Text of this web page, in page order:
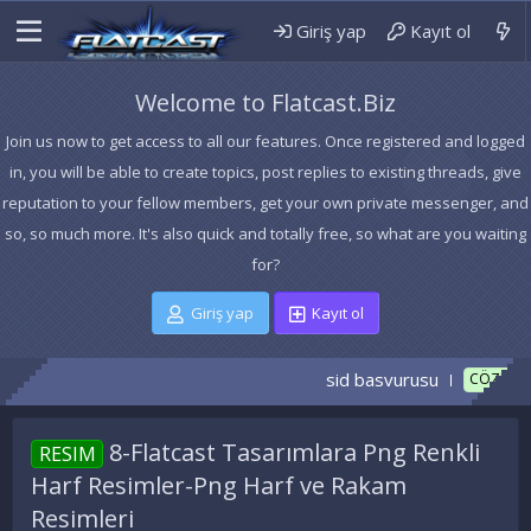
Giriş yap Kayıt ol
Welcome to Flatcast.Biz
Join us now to get access to all our features. Once registered and logged
in, you will be able to create topics, post replies to existing threads, give
reputation to your fellow members, get your own private messenger, and
so, so much more. It's also quick and totally free, so what are you waiting
for?
Giriş yap Kayıt ol
sid basvurusu CÖZÜLDÜ
RESIM
8-Flatcast Tasarımlara Png Renkli
Harf Resimler-Png Harf ve Rakam
Resimleri